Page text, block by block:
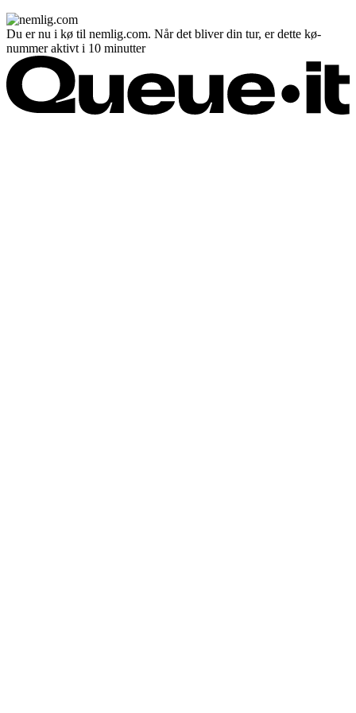
Du er nu i kø til nemlig.com. Når det bliver din tur, er dette kø-
nummer aktivt i 10 minutter